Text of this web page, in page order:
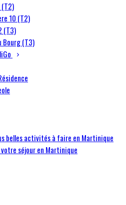
10 (T2)
(T3)
Bourg (T3)
belles activités à faire en Martinique
séjour en Martinique